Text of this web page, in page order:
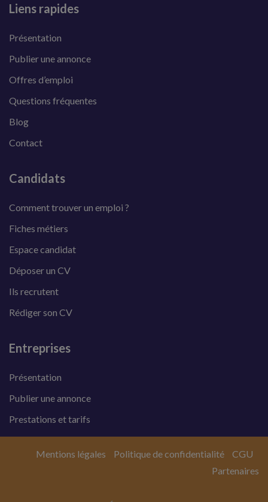
Liens rapides
Présentation
Publier une annonce
Offres d’emploi
Questions fréquentes
Blog
Contact
Candidats
Comment trouver un emploi ?
Fiches métiers
Espace candidat
Déposer un CV
Ils recrutent
Rédiger son CV
Entreprises
Présentation
Publier une annonce
Prestations et tarifs
Mentions légales Politique de confidentialité
CGU
Partenaires